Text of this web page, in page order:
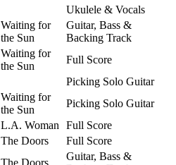
Ukulele & Vocals
Waiting for
the Sun
Guitar, Bass &
Backing Track
Waiting for
the Sun
Full Score
Picking Solo Guitar
Waiting for
the Sun
Picking Solo Guitar
L.A. Woman
Full Score
The Doors
Full Score
The Doors
Guitar, Bass &